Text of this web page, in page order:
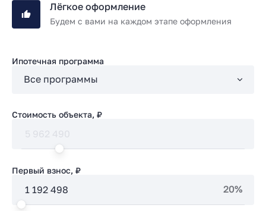
Лёгкое оформление
Будем с вами на каждом этапе оформления
Ипотечная программа
Стоимость объекта, ₽
Первый взнос, ₽
20%